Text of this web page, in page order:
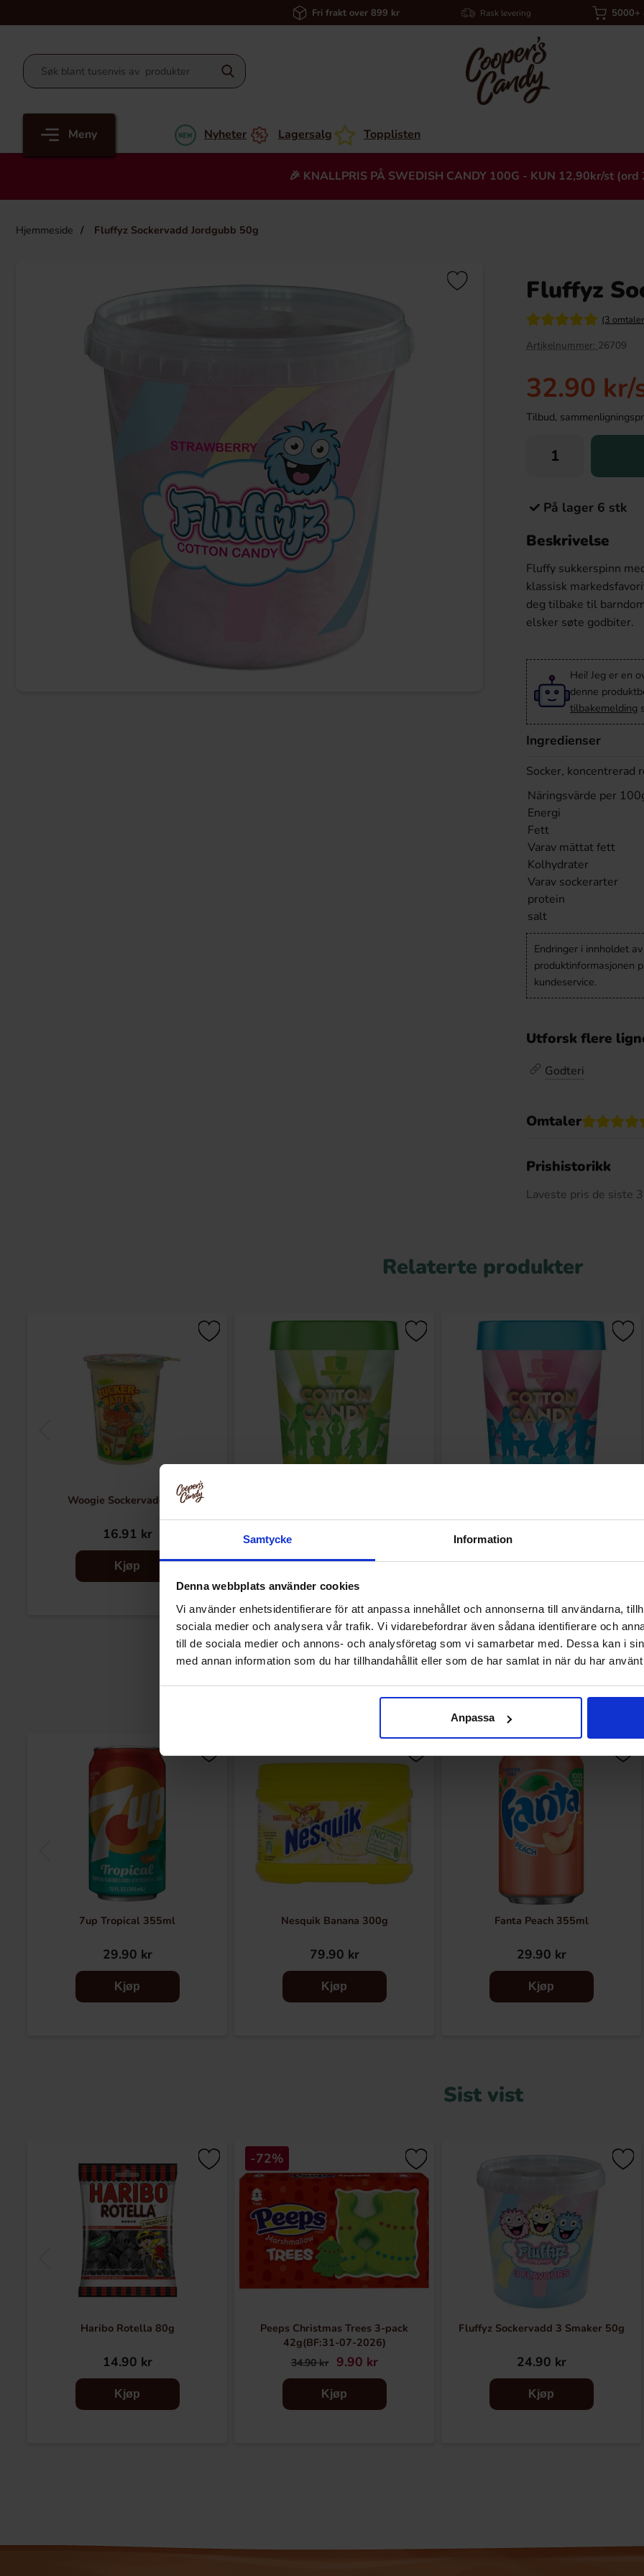
Samtycke Information
Denna webbplats använder cookies
Vi använder enhetsidentifierare för att anpassa innehållet och annonserna till användarna,
sociala medier och analysera vår trafik. Vi vidarebefordrar även sådana identifierare och
till de sociala medier och annons- och analysföretag som vi samarbetar med. Dessa kan i
med annan information som du har tillhandahållit eller som de har samlat in när du har
Anpassa
Fri frakt over 899 kr Rask levering 5000+
Meny Nyheter Lagersalg Topplisten
🎉 KNALLPRIS PÅ SWEDISH CANDY 100G - KUN 12,90kr/st (ord
Hjemmeside Fluffyz Sockervadd Jordgubb 50g
Heading
Sanfeng Pure Toasted White Sesame Oil
Mr Tom Peanut Bar Salted Caramel 40g
(BF:2026-07-31)
19.90 kr
Fluffyz
(3
Artikelnummer: 26709
32.90 kr/
Tilbud,
På lager 6 stk
Beskrivelse
Fluffy sukkerspinn
klassisk
deg tilbake til
elsker søte godbiter.
Hei! Jeg er en
denne
tilbakemelding
Ingredienser
Socker, koncentrerad
Näringsvärde per
Energi
Fett
Varav mättat fett
Kolhydrater
Varav sockerarter
protein
salt
Endringer i innholdet
produktinformasjonen
kundeservice.
Utforsk flere
Godteri
Omtaler
Prishistorikk
Laveste pris de siste
Relaterte produkter
Woogie Sockervadd 20g
16.91 kr
Kjøp Kjøp Kjøp
Andre kjøpte også
7up Tropical 355ml
29.90 kr
Kjøp
Nesquik Banana 300g
79.90 kr
Kjøp
Fanta Peach 355ml
29.90 kr
Kjøp
Sist vist
Haribo Rotella 80g
14.90 kr
Kjøp
-72%
Peeps Christmas Trees 3-pack
42g(BF:31-07-2026)
34.90 kr 9.90 kr
Kjøp
Fluffyz Sockervadd 3 Smaker 50g
24.90 kr
Kjøp